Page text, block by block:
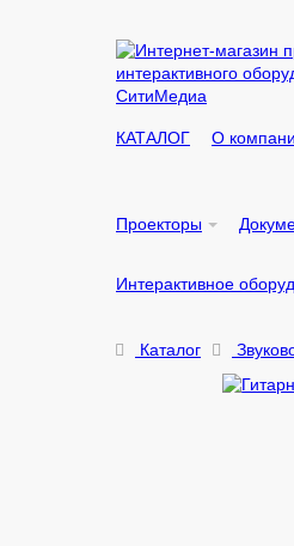
КАТАЛОГ О
Проекторы
Интерактивное
Каталог